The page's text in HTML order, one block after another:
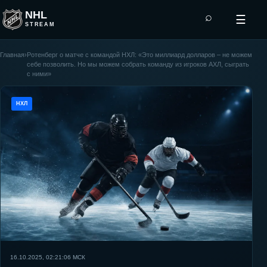
NHL
STREAM
⌕ ☰
Главная›Ротенберг о матче с командой НХЛ: «Это миллиард долларов – не можем
себе позволить. Но мы можем собрать команду из игроков АХЛ, сыграть
с ними»
НХЛ
16.10.2025, 02:21:06 МСК